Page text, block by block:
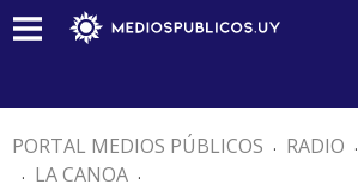
PORTAL MEDIOS PÚBLICOS . RADIO .
. LA CANOA .